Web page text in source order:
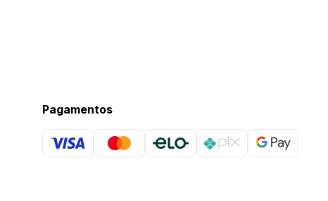
Pagamentos